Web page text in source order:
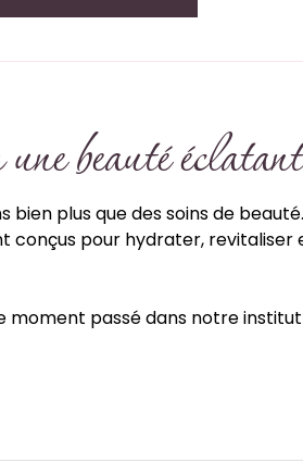
beauté
bien plus que des soins de
conçus pour hydrater,
moment passé dans notre